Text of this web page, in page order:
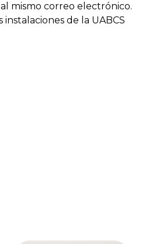
mismo correo electrónico.
de la UABCS